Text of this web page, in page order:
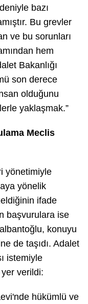
bazı
Bu grevler
ve bu sorunları
hem
Bakanlığı
son derece
olduğunu
yaklaşmak.”
Meclis
yönetimiyle
yönelik
ifade
başvurulara ise
konuyu
de taşıdı. Adalet
istemiyle
verildi:
hükümlü ve